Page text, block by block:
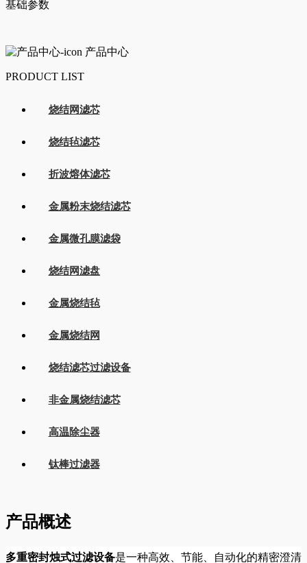
基础参数
产品中心
PRODUCT LIST
烧结网滤芯
烧结毡滤芯
折波熔体滤芯
金属粉末烧结滤芯
金属微孔膜滤袋
烧结网滤盘
金属烧结毡
金属烧结网
烧结滤芯过滤设备
非金属烧结滤芯
高温除尘器
钛棒过滤器
产品概述
多重密封烛式过滤设备是一种高效、节能、自动化的精密澄清